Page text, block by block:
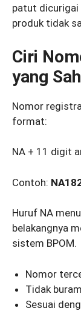
patut dicurigai
produk tidak
Ciri
yang Sah
Nomor
format:
NA + 11 digit
Contoh:
Huruf NA
belakangnya
sistem BPOM.
Nomor
Tidak
Sesuai